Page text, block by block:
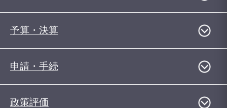
予算・決算
申請・手続
政策評価